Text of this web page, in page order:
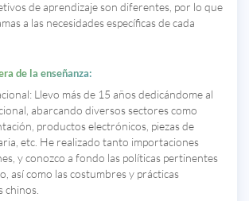
de aprendizaje son diferentes, por lo que
a las necesidades específicas de cada
de la enseñanza:
Llevo más de 15 años dedicándome al
abarcando diversos sectores como
productos electrónicos, piezas de
etc. He realizado tanto importaciones
y conozco a fondo las políticas pertinentes
así como las costumbres y prácticas
chinos.